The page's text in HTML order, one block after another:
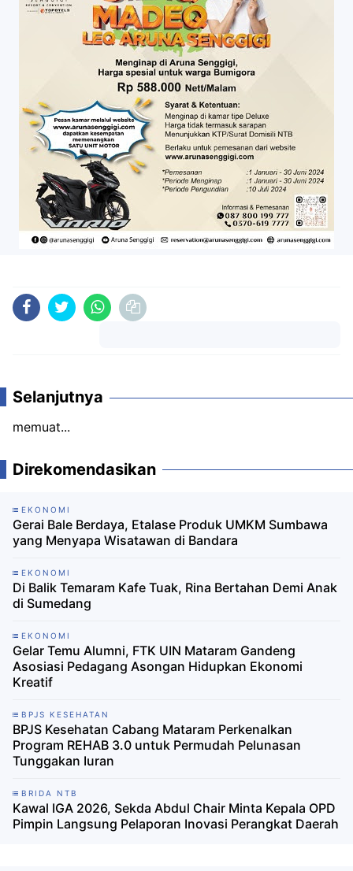
Selanjutnya
memuat...
Direkomendasikan
EKONOMI
Gerai Bale Berdaya, Etalase Produk UMKM Sumbawa
yang Menyapa Wisatawan di Bandara ‎
EKONOMI
Di Balik Temaram Kafe Tuak, Rina Bertahan Demi Anak
di Sumedang
EKONOMI
Gelar Temu Alumni, FTK UIN Mataram Gandeng
Asosiasi Pedagang Asongan Hidupkan Ekonomi
Kreatif
BPJS KESEHATAN
BPJS Kesehatan Cabang Mataram Perkenalkan
Program REHAB 3.0 untuk Permudah Pelunasan
Tunggakan Iuran
BRIDA NTB
Kawal IGA 2026, Sekda Abdul Chair Minta Kepala OPD
Pimpin Langsung Pelaporan Inovasi Perangkat Daerah